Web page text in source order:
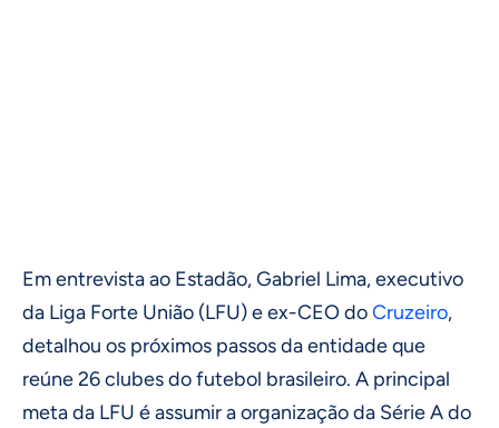
Em entrevista ao Estadão, Gabriel Lima, executivo
da Liga Forte União (LFU) e ex-CEO doCruzeiro,
detalhou os próximos passos da entidade que
reúne 26 clubes do futebol brasileiro. A principal
meta da LFU é assumir a organização da Série A do